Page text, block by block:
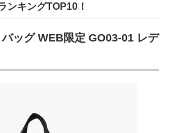
ンキングTOP10！
ッグ WEB限定 GO03‐01 レデ